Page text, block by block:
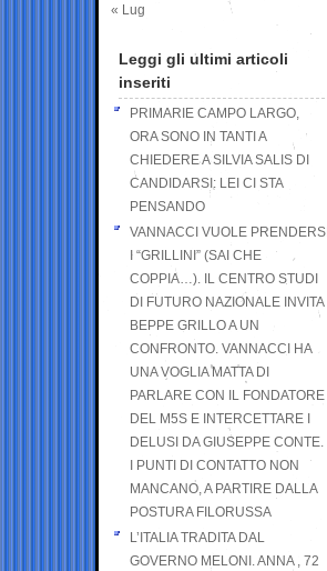
« Lug
Leggi gli ultimi articoli
inseriti
PRIMARIE CAMPO LARGO,
ORA SONO IN TANTI A
CHIEDERE A SILVIA SALIS DI
CANDIDARSI: LEI CI STA
PENSANDO
VANNACCI VUOLE PRENDERSI
I “GRILLINI” (SAI CHE
COPPIA…). IL CENTRO STUDI
DI FUTURO NAZIONALE INVITA
BEPPE GRILLO A UN
CONFRONTO. VANNACCI HA
UNA VOGLIA MATTA DI
PARLARE CON IL FONDATORE
DEL M5S E INTERCETTARE I
DELUSI DA GIUSEPPE CONTE.
I PUNTI DI CONTATTO NON
MANCANO, A PARTIRE DALLA
POSTURA FILORUSSA
L’ITALIA TRADITA DAL
GOVERNO MELONI. ANNA , 72